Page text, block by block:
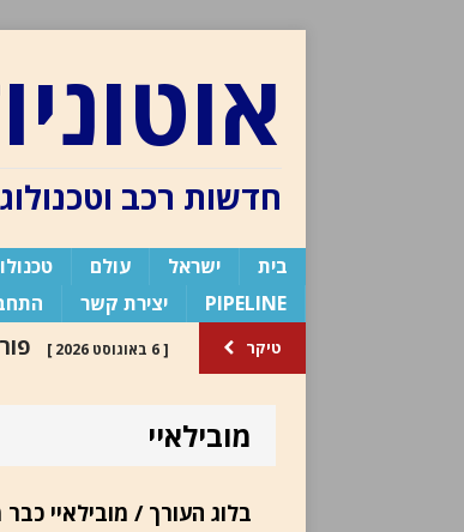
חדשות רכב
בית ישראל עולם
PIPELINE
יצירת קשר
טיקר [ 6 באוגוסט 2026 ]
כלי רכב חשמלי
[ 30 ביולי 2024 ]
העורך
מובילאיי